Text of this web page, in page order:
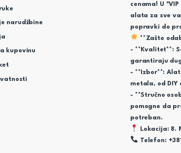
narudžbine
kupovinu
cenama! U
alata za sve
popravki do
**Zašto
- **Kvalitet**:
garantiraju
- **Izbor**:
metala, od
- **Stručno
pomogne da
potreban.
Lokacija: 8.
Telefon: